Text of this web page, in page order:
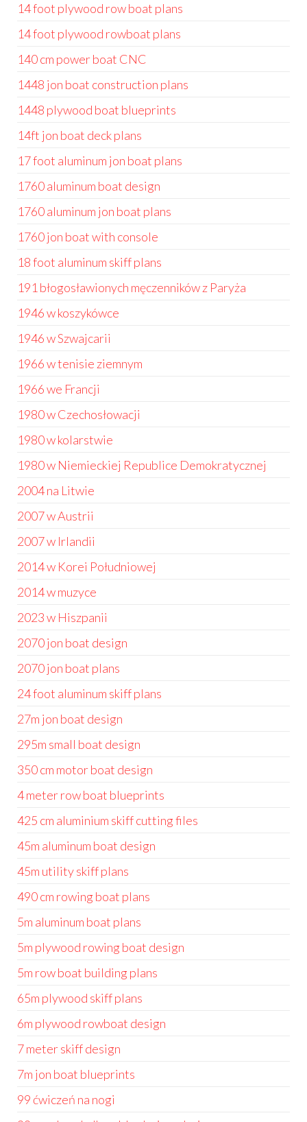
14 foot plywood row boat plans
14 foot plywood rowboat plans
140 cm power boat CNC
1448 jon boat construction plans
1448 plywood boat blueprints
14ft jon boat deck plans
17 foot aluminum jon boat plans
1760 aluminum boat design
1760 aluminum jon boat plans
1760 jon boat with console
18 foot aluminum skiff plans
191 błogosławionych męczenników z Paryża
1946 w koszykówce
1946 w Szwajcarii
1966 w tenisie ziemnym
1966 we Francji
1980 w Czechosłowacji
1980 w kolarstwie
1980 w Niemieckiej Republice Demokratycznej
2004 na Litwie
2007 w Austrii
2007 w Irlandii
2014 w Korei Południowej
2014 w muzyce
2023 w Hiszpanii
2070 jon boat design
2070 jon boat plans
24 foot aluminum skiff plans
27m jon boat design
295m small boat design
350 cm motor boat design
4 meter row boat blueprints
425 cm aluminium skiff cutting files
45m aluminum boat design
45m utility skiff plans
490 cm rowing boat plans
5m aluminum boat plans
5m plywood rowing boat design
5m row boat building plans
65m plywood skiff plans
6m plywood rowboat design
7 meter skiff design
7m jon boat blueprints
99 ćwiczeń na nogi